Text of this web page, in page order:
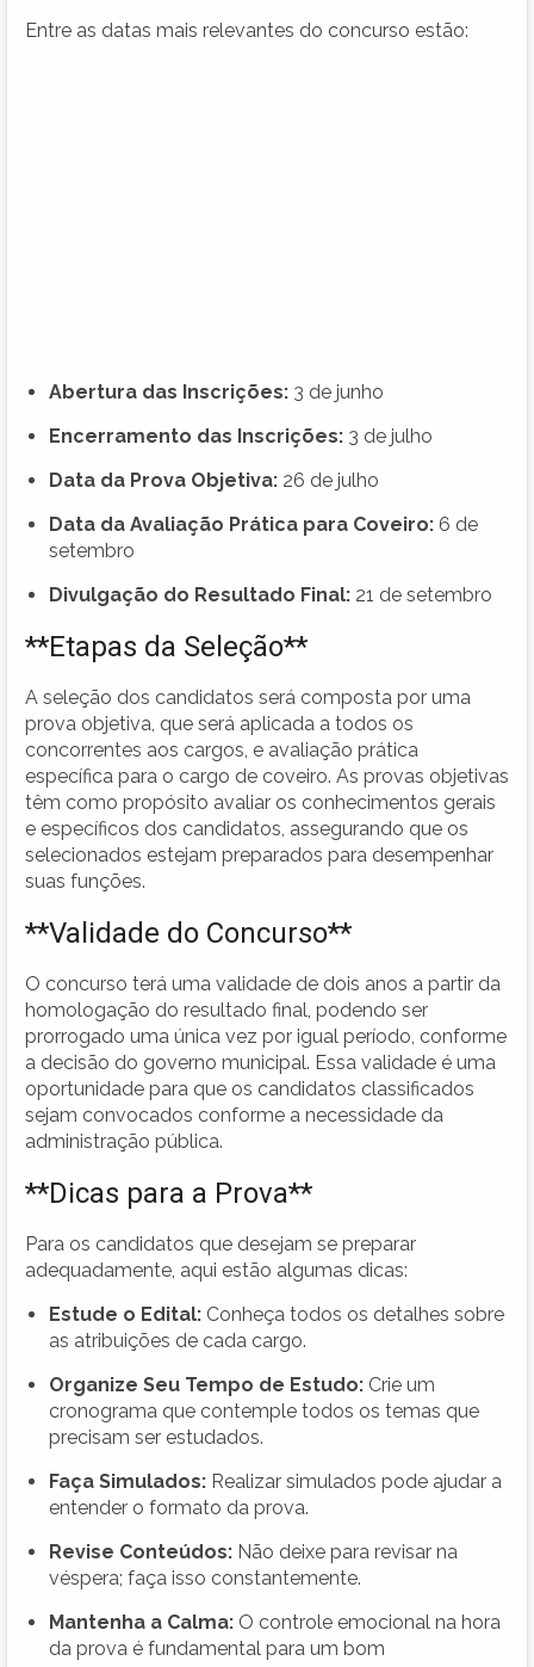
Entre as datas mais relevantes do concurso estão:
Abertura das Inscrições: 3 de junho
Encerramento das Inscrições: 3 de julho
Data da Prova Objetiva: 26 de julho
Data da Avaliação Prática para Coveiro: 6 de
setembro
Divulgação do Resultado Final: 21 de setembro
**Etapas da Seleção**
A seleção dos candidatos será composta por uma
prova objetiva, que será aplicada a todos os
concorrentes aos cargos, e avaliação prática
específica para o cargo de coveiro. As provas objetivas
têm como propósito avaliar os conhecimentos gerais
e específicos dos candidatos, assegurando que os
selecionados estejam preparados para desempenhar
suas funções.
**Validade do Concurso**
O concurso terá uma validade de dois anos a partir da
homologação do resultado final, podendo ser
prorrogado uma única vez por igual período, conforme
a decisão do governo municipal. Essa validade é uma
oportunidade para que os candidatos classificados
sejam convocados conforme a necessidade da
administração pública.
**Dicas para a Prova**
Para os candidatos que desejam se preparar
adequadamente, aqui estão algumas dicas:
Estude o Edital: Conheça todos os detalhes sobre
as atribuições de cada cargo.
Organize Seu Tempo de Estudo: Crie um
cronograma que contemple todos os temas que
precisam ser estudados.
Faça Simulados: Realizar simulados pode ajudar a
entender o formato da prova.
Revise Conteúdos: Não deixe para revisar na
véspera; faça isso constantemente.
Mantenha a Calma: O controle emocional na hora
da prova é fundamental para um bom